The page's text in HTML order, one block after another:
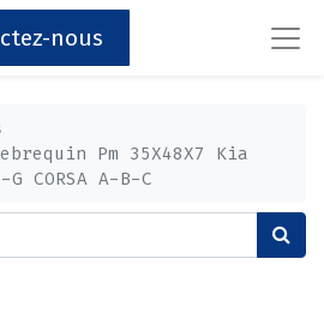
nous
Pm 35X48X7 Kia
CORSA A-B-C